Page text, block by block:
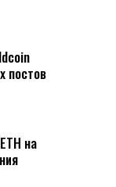
постов
на